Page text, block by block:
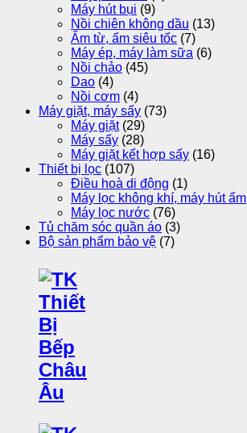
Máy hút bụi (9)
Nồi chiên không dầu (13)
Ấm từ, ấm siêu tốc (7)
Máy ép, máy làm sữa (6)
Nồi chảo (45)
Dao (4)
Nồi cơm (4)
Máy giặt, máy sấy (73)
Máy giặt (29)
Máy sấy (28)
Máy giặt kết hợp sấy (16)
Thiết bị lọc (107)
Điều hoà di động (1)
Máy lọc không khí, máy hút ẩm
Máy lọc nước (76)
Tủ chăm sóc quần áo (3)
Bộ sản phẩm bảo vệ (7)